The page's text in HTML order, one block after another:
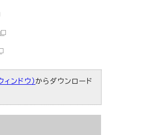
ィンドウ）からダウンロード